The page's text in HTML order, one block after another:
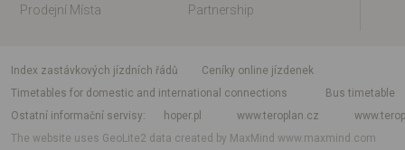
Prodejní Místa
Partnership
index zastávkových jízdních řádů
Ceníky online jízdenek
Timetables for domestic and international connections
Bus timetable
Ostatní informační servisy
hoper.pl www.teroplan.cz
The website uses GeoLite2 data created by MaxMindwww.maxmind.com